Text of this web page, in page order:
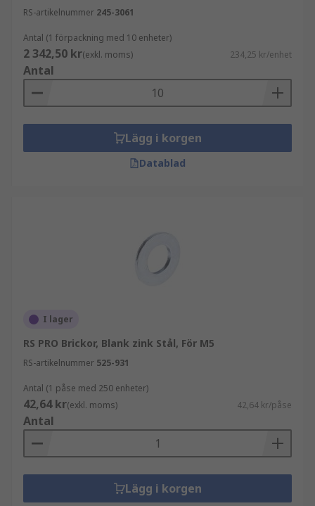
RS-artikelnummer 245-3061
Antal (1 förpackning med 10 enheter)
2 342,50 kr(exkl. moms) 234,25 kr/enhet
Antal
Lägg i korgen
Datablad
I lager
RS PRO Brickor, Blank zink Stål, För M5
RS-artikelnummer 525-931
Antal (1 påse med 250 enheter)
42,64 kr(exkl. moms) 42,64 kr/påse
Antal
Lägg i korgen